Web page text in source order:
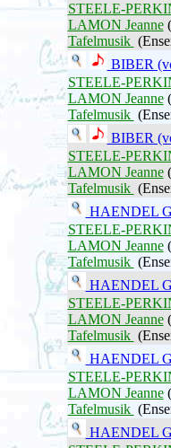
STEELE-
LAMON Jeanne
Tafelmusik
BIBER
STEELE-
LAMON Jeanne
Tafelmusik
BIBER
STEELE-
LAMON Jeanne
Tafelmusik
HAENDEL
STEELE-
LAMON Jeanne
Tafelmusik
HAENDEL
STEELE-
LAMON Jeanne
Tafelmusik
HAENDEL
STEELE-
LAMON Jeanne
Tafelmusik
HAENDEL